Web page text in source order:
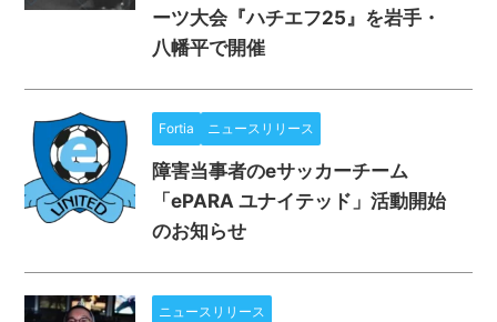
ーツ大会『ハチエフ25』を岩手・
八幡平で開催
Fortia ニュースリリース
障害当事者のeサッカーチーム
「ePARA ユナイテッド」活動開始
のお知らせ
ニュースリリース